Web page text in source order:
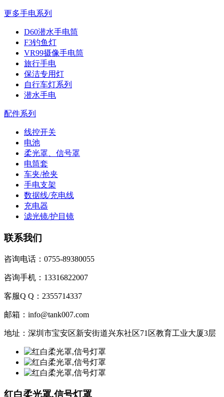
更多手电系列
D60潜水手电筒
F3钓鱼灯
VR99摄像手电筒
旅行手电
保洁专用灯
自行车灯系列
潜水手电
配件系列
线控开关
电池
柔光罩、信号罩
电筒套
车夹/抢夹
手电支架
数据线/充电线
充电器
滤光镜/护目镜
联系我们
咨询电话：0755-89380055
咨询手机：13316822007
客服Q Q：2355714337
邮箱：info@tank007.com
地址：深圳市宝安区新安街道兴东社区71区教育工业大厦3层
红白柔光罩,信号灯罩